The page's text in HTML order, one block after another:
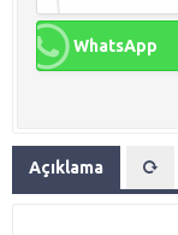
WhatsApp
Açıklama